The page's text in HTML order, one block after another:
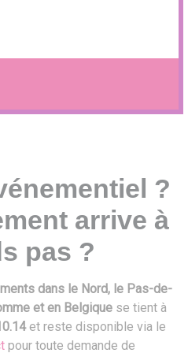
?
arrive à
pas ?
dans le Nord, le Pas-de-
et en Belgique se tient à
et reste disponible via le
pour toute demande de